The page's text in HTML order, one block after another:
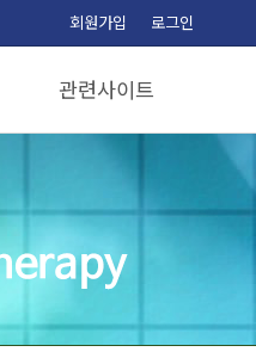
회원가입 로그인
관련사이트